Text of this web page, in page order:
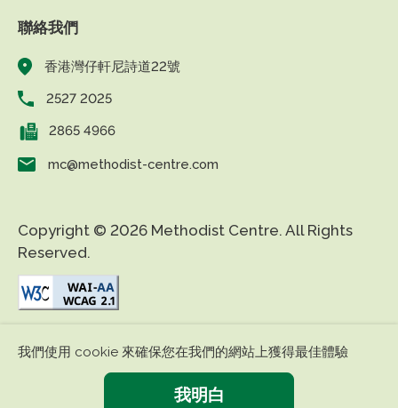
聯絡我們
香港灣仔軒尼詩道22號
2527 2025
2865 4966
mc@methodist-centre.com
Copyright © 2026 Methodist Centre. All Rights
Reserved.
我們使用 cookie 來確保您在我們的網站上獲得最佳體驗
我明白